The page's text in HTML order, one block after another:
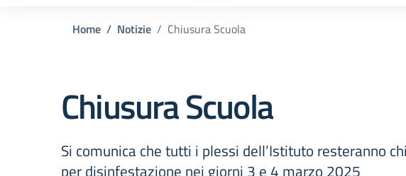
Home Notizie Chiusura Scuola
Chiusura Scuola
Si comunica che tutti i plessi dell’Istituto resteranno
per disinfestazione nei giorni 3 e 4 marzo 2025